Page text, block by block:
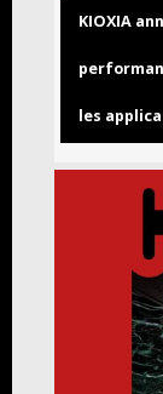
KIOXIA
les